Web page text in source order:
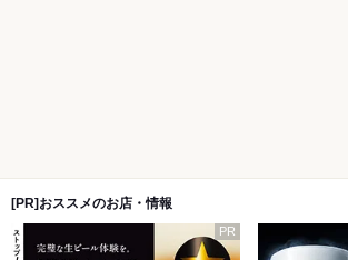
[PR]おススメのお店・情報
PR